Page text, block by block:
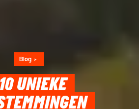
Blog
10 UNIEKE